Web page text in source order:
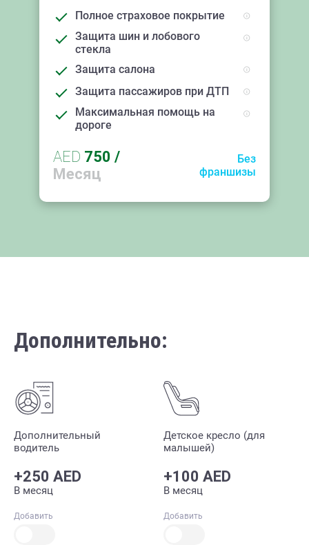
Полное страховое покрытие
Защита шин и лобового
стекла
Защита салона
Защита пассажиров при ДТП
Максимальная помощь на
дороге
AED 750 /
Месяц
Без
франшизы
Дополнительно:
Дополнительный
водитель
+250 AED
В месяц
Добавить
Детское кресло (для
малышей)
+100 AED
В месяц
Добавить